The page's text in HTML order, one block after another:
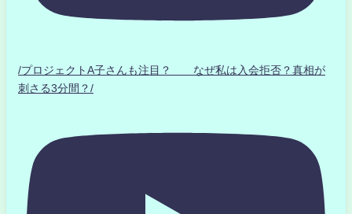
/プロジェクトA子さんも注目？ なぜ私は入会拒否？真相が
刺さる3分間？/